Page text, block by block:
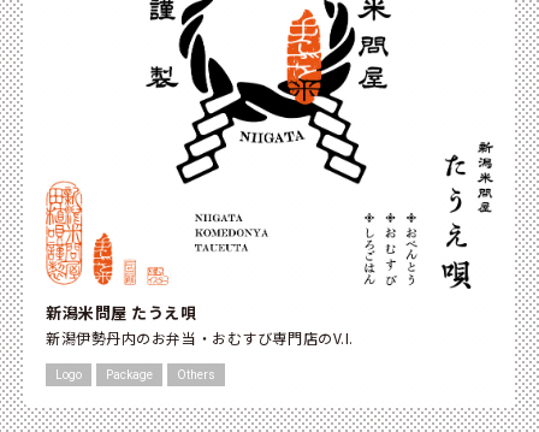
新潟米問屋 たうえ唄
新潟伊勢丹内のお弁当・おむすび専門店のV.I.
Logo Package Others